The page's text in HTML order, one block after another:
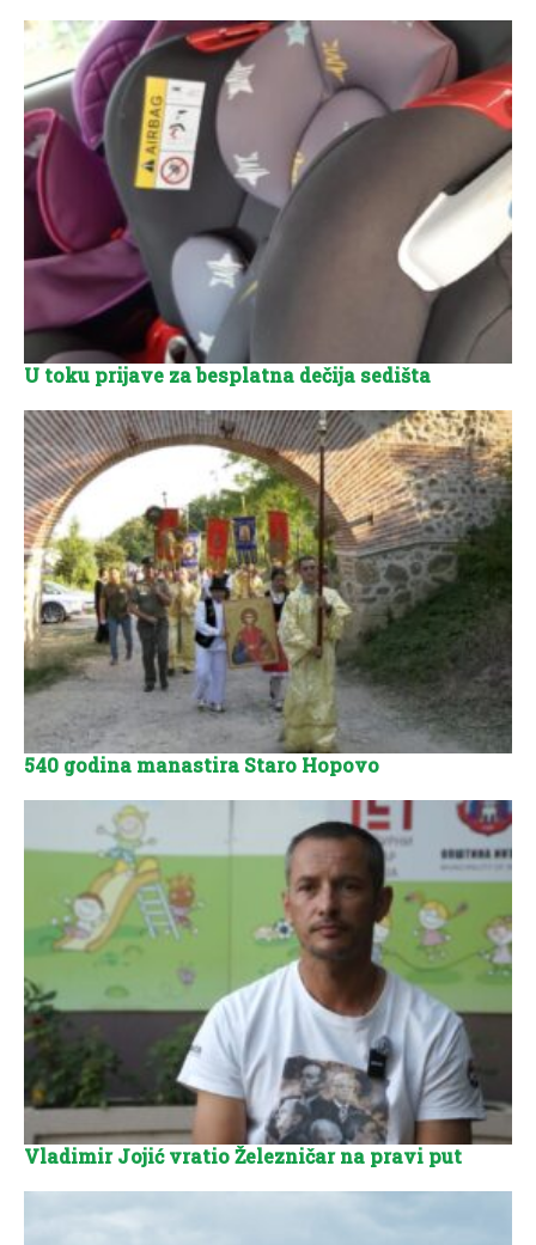
U toku prijave za besplatna dečija sedišta
540 godina manastira Staro Hopovo
Vladimir Jojić vratio Železničar na pravi put